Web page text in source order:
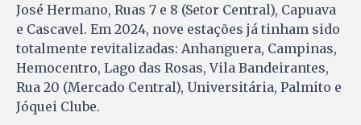
José Hermano, Ruas 7 e 8 (Setor Central), Capuava
e Cascavel. Em 2024, nove estações já tinham sido
totalmente revitalizadas: Anhanguera, Campinas,
Hemocentro, Lago das Rosas, Vila Bandeirantes,
Rua 20 (Mercado Central), Universitária, Palmito e
Jóquei Clube.